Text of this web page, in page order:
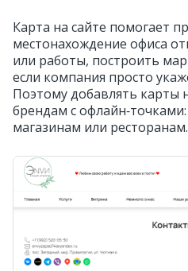
Карта на сайте помогает
местонахождение офиса
или работы, построить
если компания просто
Поэтому добавлять карты
брендам с
магазинам или ресторанам.